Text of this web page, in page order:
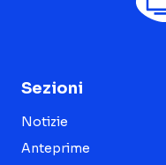
Sezioni
Notizie
Anteprime